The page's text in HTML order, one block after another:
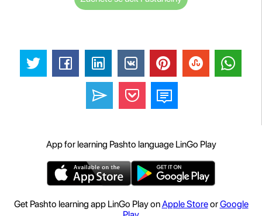
App for learning Pashto language LinGo Play
Get Pashto learning app LinGo Play onApple StoreorGoogle